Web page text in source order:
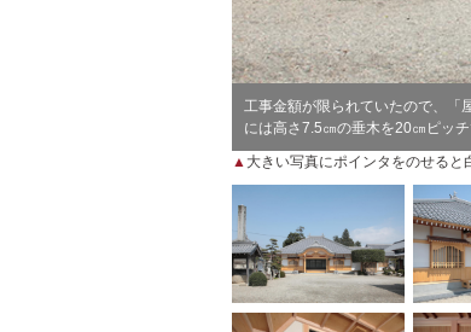
工事金額が限られていたので、「
には高さ7.5㎝の垂木を20㎝ピッ
▲ 大きい写真にポインタをのせると